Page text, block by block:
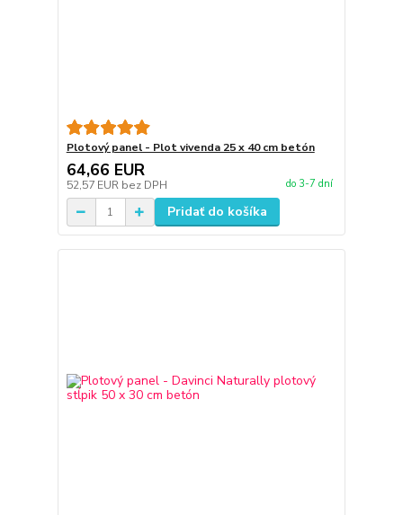
Plotový panel - Plot vivenda 25 x 40 cm betón
64,66 EUR
52,57 EUR bez DPH do 3-7 dní
Pridať do košíka